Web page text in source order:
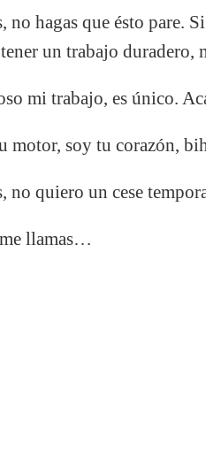
no hagas que ésto pare.
un trabajo duradero,
mi trabajo, es único.
motor, soy tu corazón,
no quiero un cese
llamas…